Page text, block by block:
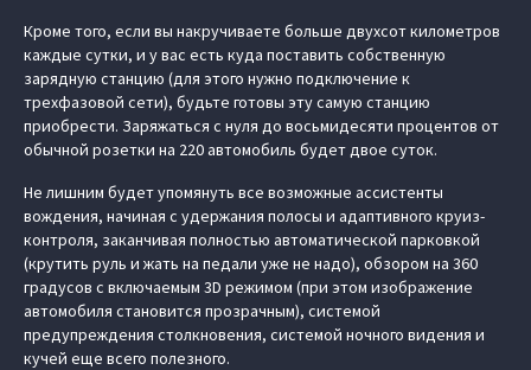
Кроме того, если вы накручиваете больше двухсот километров
каждые сутки, и у вас есть куда поставить собственную
зарядную станцию (для этого нужно подключение к
трехфазовой сети), будьте готовы эту самую станцию
приобрести. Заряжаться с нуля до восьмидесяти процентов от
обычной розетки на 220 автомобиль будет двое суток.
Не лишним будет упомянуть все возможные ассистенты
вождения, начиная с удержания полосы и адаптивного круиз-
контроля, заканчивая полностью автоматической парковкой
(крутить руль и жать на педали уже не надо), обзором на 360
градусов с включаемым 3D режимом (при этом изображение
автомобиля становится прозрачным), системой
предупреждения столкновения, системой ночного видения и
кучей еще всего полезного.